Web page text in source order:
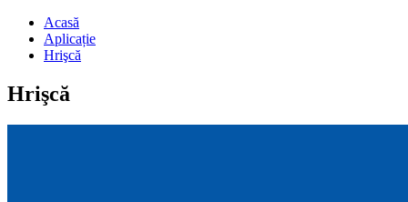
Acasă
Aplicație
Hrişcă
Hrişcă